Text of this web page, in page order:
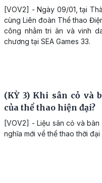
[VOV2] - Ngày 09/01, tại
cùng Liên đoàn Thể thao
công nhằm tri ân và vinh
chương tại SEA Games 33.
(KỲ 3) Khi sân cỏ và
của thể thao hiện đại?
[VOV2] - Liệu sân cỏ và
nghĩa mới về thể thao thời đại